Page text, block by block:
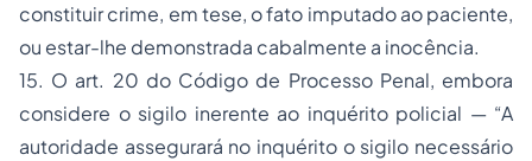
constituir crime, em tese, o fato imputado ao paciente,
ou estar-lhe demonstrada cabalmente a inocência.
15. O art. 20 do Código de Processo Penal, embora
considere o sigilo inerente ao inquérito policial — “A
autoridade assegurará no inquérito o sigilo necessário